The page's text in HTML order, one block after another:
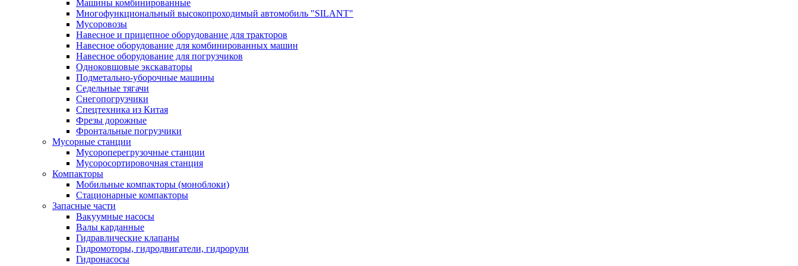
Машины комбинированные
Многофункциональный высокопроходимый автомобиль "SILANT"
Мусоровозы
Навесное и прицепное оборудование для тракторов
Навесное оборудование для комбинированных машин
Навесное оборудование для погрузчиков
Одноковшовые экскаваторы
Подметально-уборочные машины
Седельные тягачи
Снегопогрузчики
Спецтехника из Китая
Фрезы дорожные
Фронтальные погрузчики
Мусорные станции
Мусороперегрузочные станции
Мусоросортировочная станция
Компакторы
Мобильные компакторы (моноблоки)
Стационарные компакторы
Запасные части
Вакуумные насосы
Валы карданные
Гидравлические клапаны
Гидромоторы, гидродвигатели, гидрорули
Гидронасосы